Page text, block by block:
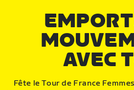
AVEC
Fête le Tour de France